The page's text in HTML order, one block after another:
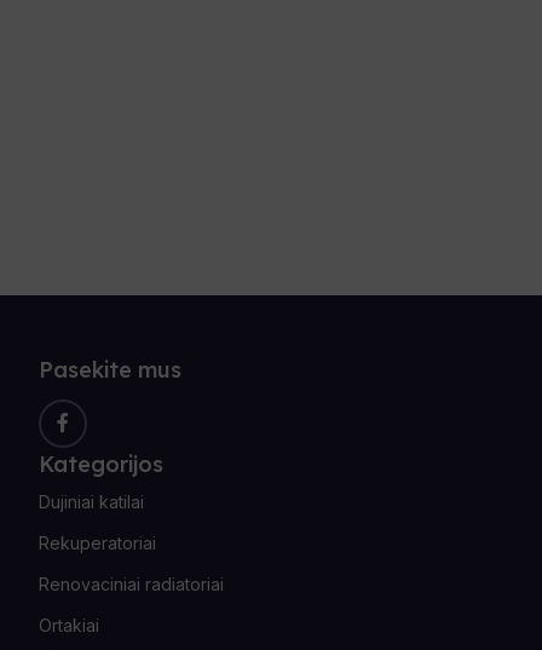
Pasekite mus
Kategorijos
Dujiniai katilai
Rekuperatoriai
Renovaciniai radiatoriai
Ortakiai